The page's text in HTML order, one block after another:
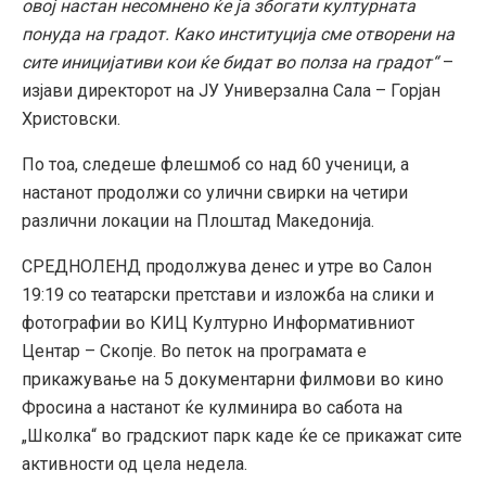
овој настан несомнено ќе ја збогати културната
понуда на градот. Како институција сме отворени на
сите иницијативи кои ќе бидат во полза на градот“–
изјави директорот на ЈУ Универзална Сала – Горјан
Христовски.
По тоа, следеше флешмоб со над 60 ученици, а
настанот продолжи со улични свирки на четири
различни локации на Плоштад Македонија.
СРЕДНОЛЕНД продолжува денес и утре во Салон
19:19 со театарски претстави и изложба на слики и
фотографии во КИЦ Културно Информативниот
Центар – Скопје. Во петок на програмата е
прикажување на 5 документарни филмови во кино
Фросина а настанот ќе кулминира во сабота на
„Школка“ во градскиот парк каде ќе се прикажат сите
активности од цела недела.